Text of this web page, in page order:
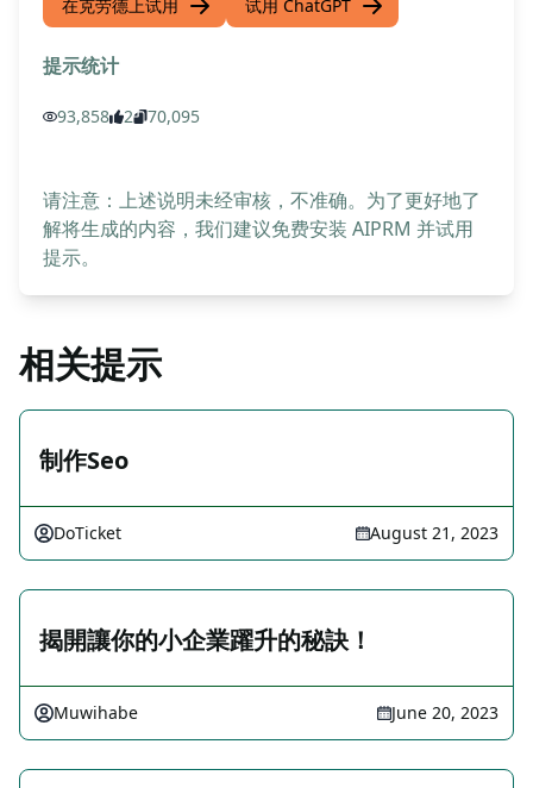
在克劳德上试用 试用 ChatGPT
提示统计
93,858 2 70,095
请注意：上述说明未经审核，不准确。为了更好地了
解将生成的内容，我们建议免费安装 AIPRM 并试用
提示。
相关提示
制作Seo
DoTicket August 21, 2023
揭開讓你的小企業躍升的秘訣！
Muwihabe June 20, 2023